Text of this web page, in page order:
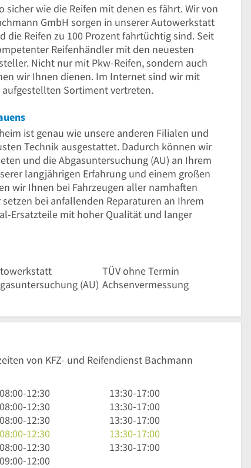
sicher wie die Reifen mit denen es fährt. Wir von
GmbH sorgen in unserer Autowerkstatt
die Reifen zu 100 Prozent fahrtüchtig sind. Seit
Reifenhändler mit den neuesten
Nicht nur mit Pkw-Reifen, sondern auch
wir Ihnen dienen. Im Internet sind wir mit
Sortiment vertreten.
ist genau wie unsere anderen Filialen und
Technik ausgestattet. Dadurch können wir
und die Abgasuntersuchung (AU) an Ihrem
langjährigen Erfahrung und einem großen
wir Ihnen bei Fahrzeugen aller namhaften
bei anfallenden Reparaturen an Ihrem
Ersatzteile mit hoher Qualität und langer
TÜV ohne Termin
(AU) Achsenvermessung
von KFZ- und Reifendienst Bachmann
8
Uhr
bis
12
Uhr
30
08:00-12:30
13
Uhr
30
bis
17
13:30-17:00
8
Uhr
bis
12
Uhr
08:00-12:30
13
Uhr
30
bis
13:30-17:00
8
Uhr
bis
12
08:00-12:30
13
Uhr
30
13:30-17:00
8
Uhr
bis
08:00-12:30
13
Uhr
13:30-17:00
8
Uhr
08:00-12:30
13
13:30-17:00
9
09:00-12:00